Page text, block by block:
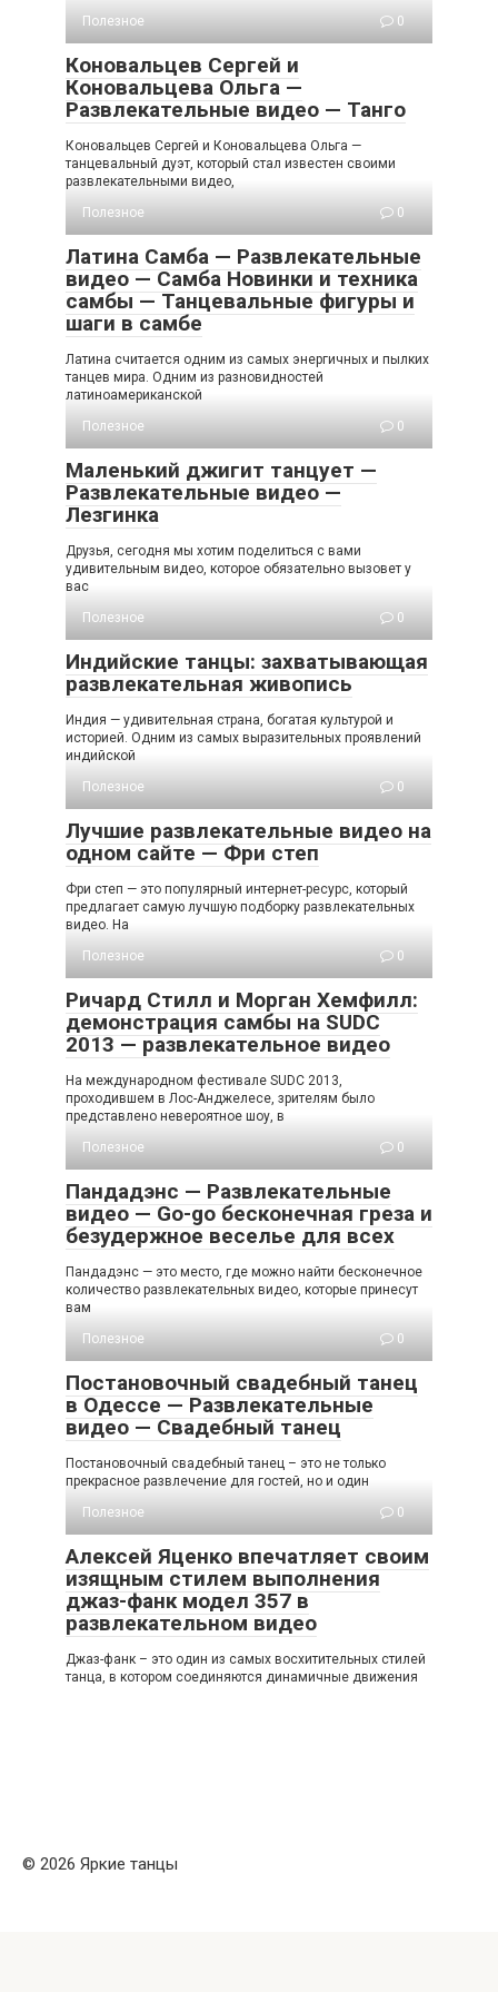
Полезное
0
Коновальцев Сергей и
Коновальцева Ольга —
Развлекательные видео — Танго
Коновальцев Сергей и Коновальцева Ольга —
танцевальный дуэт, который стал известен своими
развлекательными видео,
Полезное
0
Латина Самба — Развлекательные
видео — Самба Новинки и техника
самбы — Танцевальные фигуры и
шаги в самбе
Латина считается одним из самых энергичных и пылких
танцев мира. Одним из разновидностей
латиноамериканской
Полезное
0
Маленький джигит танцует —
Развлекательные видео —
Лезгинка
Друзья, сегодня мы хотим поделиться с вами
удивительным видео, которое обязательно вызовет у
вас
Полезное
0
Индийские танцы: захватывающая
развлекательная живопись
Индия — удивительная страна, богатая культурой и
историей. Одним из самых выразительных проявлений
индийской
Полезное
0
Лучшие развлекательные видео на
одном сайте — Фри степ
Фри степ — это популярный интернет-ресурс, который
предлагает самую лучшую подборку развлекательных
видео. На
Полезное
0
Ричард Стилл и Морган Хемфилл:
демонстрация самбы на SUDC
2013 — развлекательное видео
На международном фестивале SUDC 2013,
проходившем в Лос-Анджелесе, зрителям было
представлено невероятное шоу, в
Полезное
0
Пандадэнс — Развлекательные
видео — Go-go бесконечная греза и
безудержное веселье для всех
Пандадэнс — это место, где можно найти бесконечное
количество развлекательных видео, которые принесут
вам
Полезное
0
Постановочный свадебный танец
в Одессе — Развлекательные
видео — Свадебный танец
Постановочный свадебный танец – это не только
прекрасное развлечение для гостей, но и один
Полезное
0
Алексей Яценко впечатляет своим
изящным стилем выполнения
джаз-фанк модел 357 в
развлекательном видео
Джаз-фанк – это один из самых восхитительных стилей
танца, в котором соединяются динамичные движения
© 2026 Яркие танцы